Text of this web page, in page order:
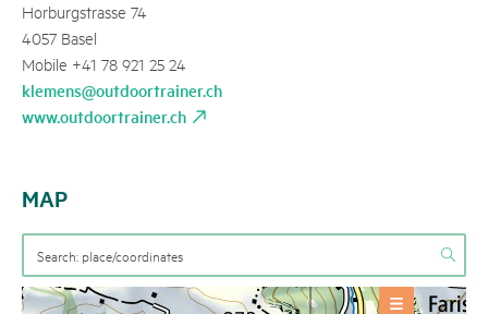
Horburgstrasse 74
4057 Basel
Mobile +41 78 921 25 24
klemens@outdoortrainer.ch
www.outdoortrainer.ch
MAP
OFFERS